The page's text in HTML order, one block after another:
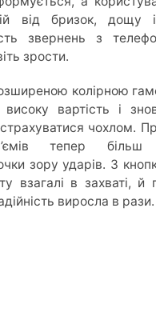
від бризок,
звернень з
зрости.
колірною
високу вартість і
чохлом.
тепер більш
зору ударів. З
взагалі в захваті, й
виросла в рази.